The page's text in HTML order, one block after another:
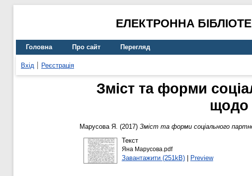
ЕЛЕКТРОННА
Головна Про сайт Перегляд
Вхід Реєстрація
Зміст та форми
щодо
Марусова Я. (2017) Зміст та форми соціального
Текст
Яна Марусова.pdf
Завантажити (251kB)| Preview